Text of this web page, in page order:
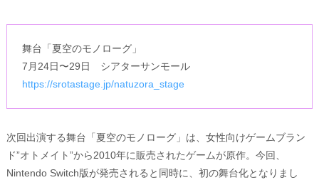
舞台「夏空のモノローグ」
7月24日〜29日 シアターサンモール
https://srotastage.jp/natuzora_stage
次回出演する舞台「夏空のモノローグ」は、女性向けゲームブラン
ド”オトメイト”から2010年に販売されたゲームが原作。今回、
Nintendo Switch版が発売されると同時に、初の舞台化となりまし